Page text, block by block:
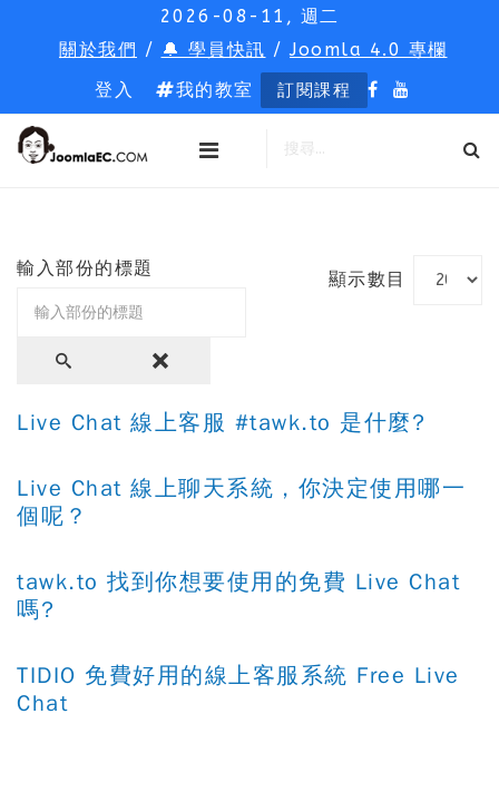
2026-08-11, 週二
關於我們 / 🔔 學員快訊 /Joomla 4.0 專欄
登入
我的教室 訂閱課程
輸入部份的標題
顯示數目
Live Chat 線上客服 #tawk.to 是什麼?
Live Chat 線上聊天系統，你決定使用哪一
個呢？
tawk.to 找到你想要使用的免費 Live Chat
嗎?
TIDIO 免費好用的線上客服系統 Free Live
Chat